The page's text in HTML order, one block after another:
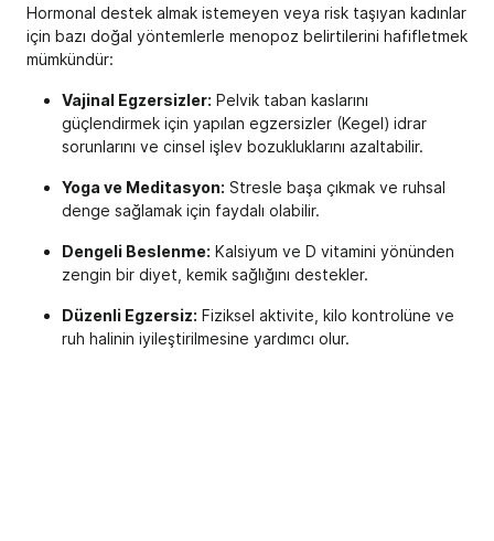
Hormonal destek almak istemeyen veya risk taşıyan kadınlar
için bazı doğal yöntemlerle menopoz belirtilerini hafifletmek
mümkündür:
Vajinal Egzersizler: Pelvik taban kaslarını
güçlendirmek için yapılan egzersizler (Kegel) idrar
sorunlarını ve cinsel işlev bozukluklarını azaltabilir.
Yoga ve Meditasyon: Stresle başa çıkmak ve ruhsal
denge sağlamak için faydalı olabilir.
Dengeli Beslenme: Kalsiyum ve D vitamini yönünden
zengin bir diyet, kemik sağlığını destekler.
Düzenli Egzersiz: Fiziksel aktivite, kilo kontrolüne ve
ruh halinin iyileştirilmesine yardımcı olur.